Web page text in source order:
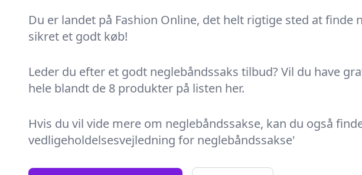
Du er landet på Fashion Online, det helt rigtige sted at
sikret et godt køb!
Leder du efter et godt neglebåndssaks tilbud? Vil du have
hele blandt de 8 produkter på listen her.
Hvis du vil vide mere om neglebåndssakse, kan du også
vedligeholdelsesvejledning for neglebåndssakse'